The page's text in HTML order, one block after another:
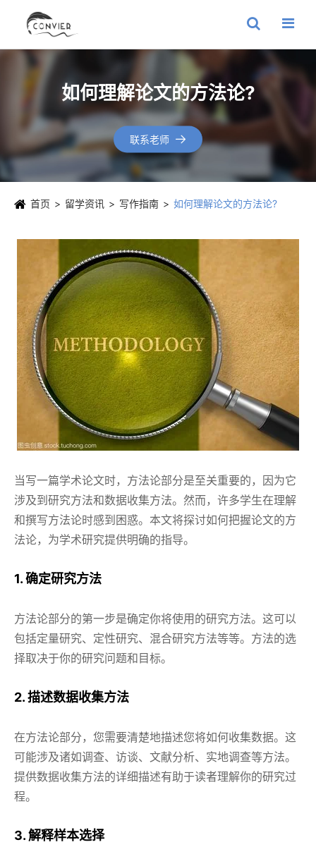
如何理解论文的方法论?
联系老师 
首页 留学资讯 写作指南 如何理解论文的方法论?
当写一篇学术论文时，方法论部分是至关重要的，因为它
涉及到研究方法和数据收集方法。然而，许多学生在理解
和撰写方法论时感到困惑。本文将探讨如何把握论文的方
法论，为学术研究提供明确的指导。
1. 确定研究方法
方法论部分的第一步是确定你将使用的研究方法。这可以
包括定量研究、定性研究、混合研究方法等等。方法的选
择取决于你的研究问题和目标。
2. 描述数据收集方法
在方法论部分，您需要清楚地描述您将如何收集数据。这
可能涉及诸如调查、访谈、文献分析、实地调查等方法。
提供数据收集方法的详细描述有助于读者理解你的研究过
程。
3. 解释样本选择